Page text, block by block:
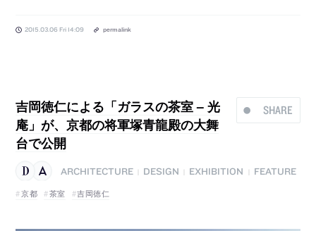
2015.03.06 Fri 14:09 permalink
SHARE
吉岡徳仁による「ガラスの茶室 – 光
庵」が、京都の将軍塚青龍殿の大舞
台で公開
ARCHITECTURE DESIGN EXHIBITION
FEATURE
京都
茶室 吉岡徳仁